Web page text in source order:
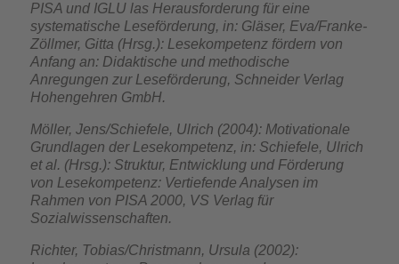
PISA und IGLU las Herausforderung für eine
systematische Leseförderung, in: Gläser, Eva/Franke-
Zöllmer, Gitta (Hrsg.): Lesekompetenz fördern von
Anfang an: Didaktische und methodische
Anregungen zur Leseförderung, Schneider Verlag
Hohengehren GmbH.
Möller, Jens/Schiefele, Ulrich (2004): Motivationale
Grundlagen der Lesekompetenz, in: Schiefele, Ulrich
et al. (Hrsg.): Struktur, Entwicklung und Förderung
von Lesekompetenz: Vertiefende Analysen im
Rahmen von PISA 2000, VS Verlag für
Sozialwissenschaften.
Richter, Tobias/Christmann, Ursula (2002):